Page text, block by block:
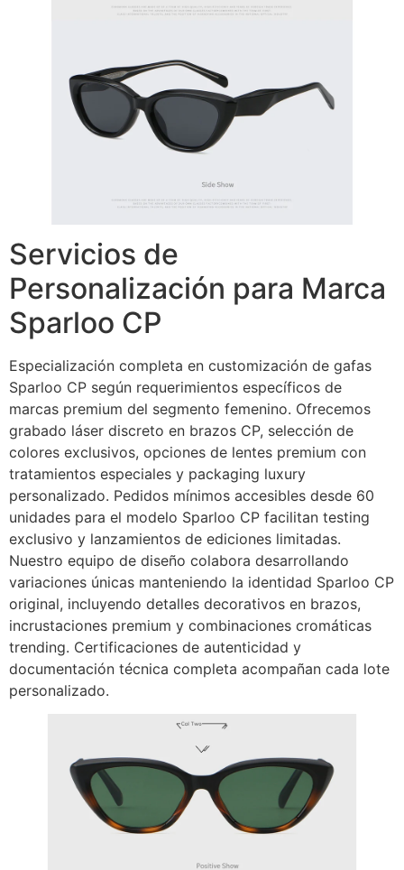
Servicios de
Personalización para Marca
Sparloo CP
Especialización completa en customización de gafas
Sparloo CP según requerimientos específicos de
marcas premium del segmento femenino. Ofrecemos
grabado láser discreto en brazos CP, selección de
colores exclusivos, opciones de lentes premium con
tratamientos especiales y packaging luxury
personalizado. Pedidos mínimos accesibles desde 60
unidades para el modelo Sparloo CP facilitan testing
exclusivo y lanzamientos de ediciones limitadas.
Nuestro equipo de diseño colabora desarrollando
variaciones únicas manteniendo la identidad Sparloo CP
original, incluyendo detalles decorativos en brazos,
incrustaciones premium y combinaciones cromáticas
trending. Certificaciones de autenticidad y
documentación técnica completa acompañan cada lote
personalizado.